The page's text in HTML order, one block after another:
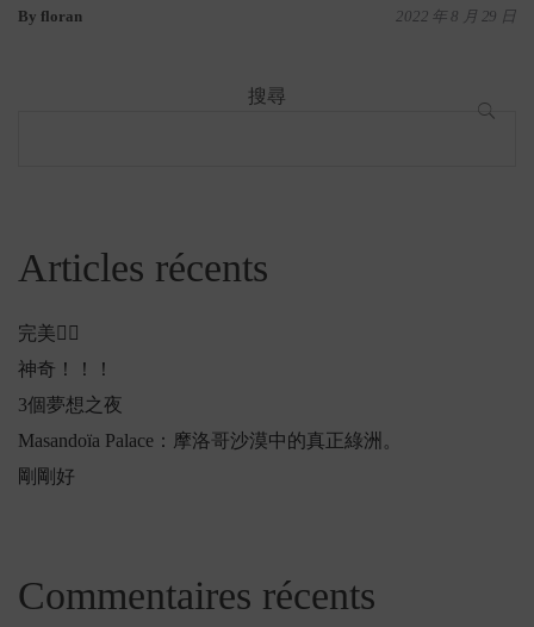
By floran 2022 年 8 月 29 日
搜尋
搜
Articles récents
完美👌🏻
神奇！！！
3個夢想之夜
Masandoïa Palace：摩洛哥沙漠中的真正綠洲。
剛剛好
Commentaires récents